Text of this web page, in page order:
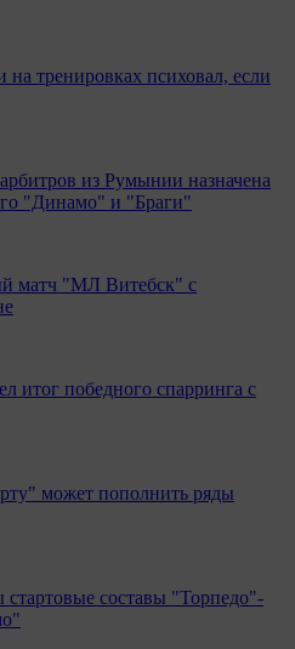
тренировках психовал, если
из Румынии назначена
"Динамо" и "Браги"
матч "МЛ Витебск" с
итог победного спарринга с
может пополнить ряды
составы "Торпедо"-